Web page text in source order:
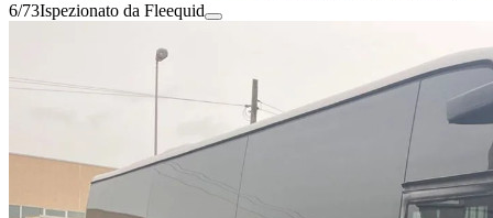
6/73Ispezionato da Fleequid